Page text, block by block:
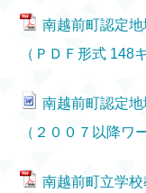
南越前町認定
（ＰＤＦ形式 148
南越前町認定
（２００７以降ワ
南越前町立学